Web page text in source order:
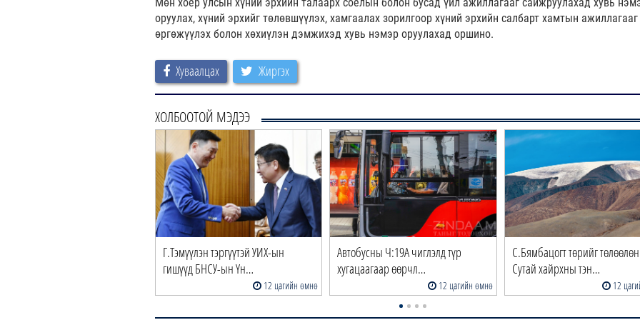
оруулах, хүний эрхийг төлөвшүүлэх, хамгаалах зорилгоор хүний эрхийн салбарт хамтын ажиллагааг
өргөжүүлэх болон хөхиүлэн дэмжихэд хувь нэмэр оруулахад оршино.
Хуваалцах Жиргэх
ХОЛБООТОЙ МЭДЭЭ
Г.Тэмүүлэн тэргүүтэй УИХ-ын
гишүүд БНСУ-ын Үн…
12 цагийн өмнө
Автобусны Ч:19А чиглэлд түр
хугацаагаар өөрчл…
12 цагийн өмнө
С.Бямбацогт төрийг төлөөлөн
Сутай хайрхны тэн…
12